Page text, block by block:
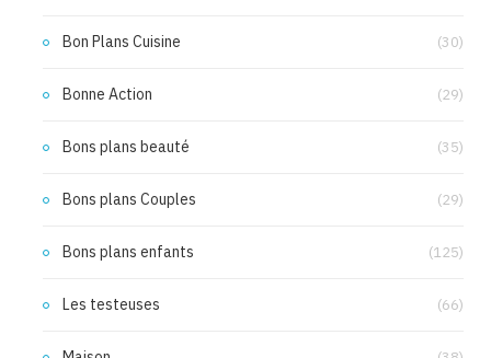
Bon Plans Cuisine (30)
Bonne Action (29)
Bons plans beauté (35)
Bons plans Couples (29)
Bons plans enfants (125)
Les testeuses (66)